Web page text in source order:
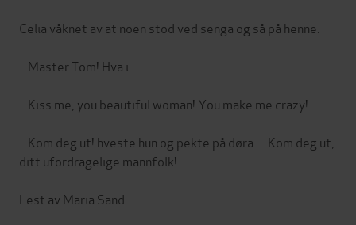
Celia våknet av at noen stod ved senga og så på henne.
– Master Tom! Hva i …
– Kiss me, you beautiful woman! You make me crazy!
– Kom deg ut! hveste hun og pekte på døra. – Kom deg ut,
ditt ufordragelige mannfolk!